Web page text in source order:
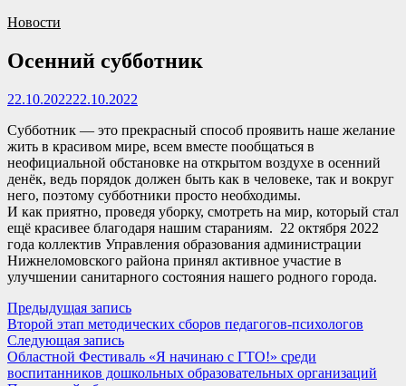
Новости
Осенний субботник
22.10.202222.10.2022
Субботник — это прекрасный способ проявить наше желание
жить в красивом мире, всем вместе пообщаться в
неофициальной обстановке на открытом воздухе в осенний
денёк, ведь порядок должен быть как в человеке, так и вокруг
него, поэтому субботники просто необходимы.
И как приятно, проведя уборку, смотреть на мир, который стал
ещё красивее благодаря нашим стараниям. 22 октября 2022
года коллектив Управления образования администрации
Нижнеломовского района принял активное участие в
улучшении санитарного состояния нашего родного города.
Навигация
по
записям
Предыдущая записьПредыдущая
запись:
Второй этап методических сборов педагогов-психологов
Следующая записьСледующая
запись:
Областной Фестиваль «Я начинаю с ГТО!» среди
воспитанников дошкольных образовательных организаций